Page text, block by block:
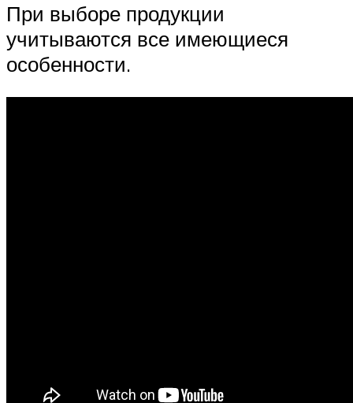
При выборе продукции
учитываются все имеющиеся
особенности.